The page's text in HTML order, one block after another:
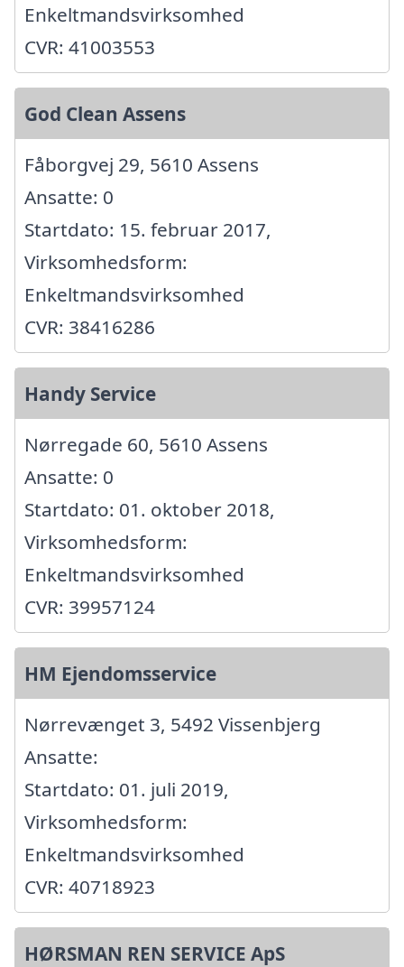
Enkeltmandsvirksomhed
CVR: 41003553
God Clean Assens
Fåborgvej 29, 5610 Assens
Ansatte: 0
Startdato: 15. februar 2017,
Virksomhedsform:
Enkeltmandsvirksomhed
CVR: 38416286
Handy Service
Nørregade 60, 5610 Assens
Ansatte: 0
Startdato: 01. oktober 2018,
Virksomhedsform:
Enkeltmandsvirksomhed
CVR: 39957124
HM Ejendomsservice
Nørrevænget 3, 5492 Vissenbjerg
Ansatte:
Startdato: 01. juli 2019,
Virksomhedsform:
Enkeltmandsvirksomhed
CVR: 40718923
HØRSMAN REN SERVICE ApS